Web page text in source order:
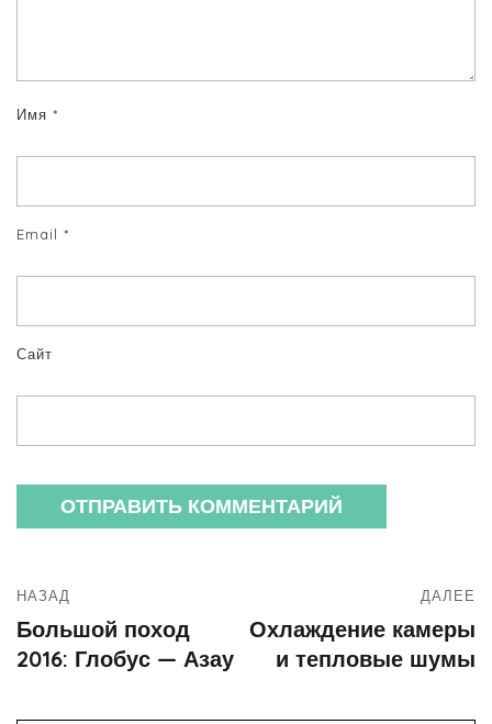
Имя *
Email *
Сайт
НАЗАД
Большой поход
2016: Глобус — Азау
ДАЛЕЕ
Охлаждение камеры
и тепловые шумы